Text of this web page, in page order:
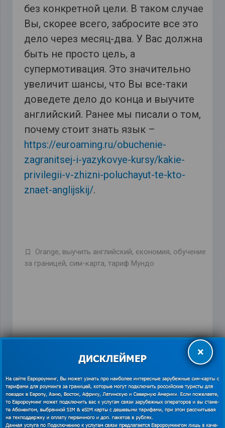
без конкретной цели. В таком случае
Вы, скорее всего, забросите все это
дело через месяц-два. У Вас должна
быть не просто цель, а
супермотивация. Это значительно
увеличит шансы, что Вы все-таки
доведете дело до конца и выучите
английский. Ранее мы писали о том,
почему стоит знать язык –
https://euroaming.ru/obuchenie-
zagranitsej-i-yazykovye-kursy/kakie-
privilegii-v-zhizni-poluchayut-te-kto-
znaet-anglijskij/.
Orange, выучить английский, єкономия, обучение
за границей, сим-карта, тариф Мундо
×